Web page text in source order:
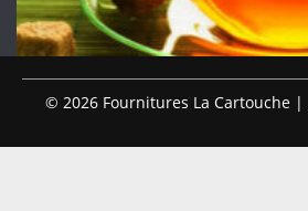
© 2026 Fournitures La Cartouche |